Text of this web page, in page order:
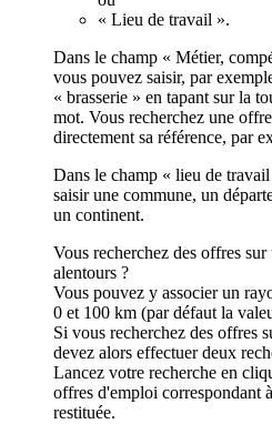
« Lieu de travail ».
Dans le champ « Métier,
vous pouvez saisir, par
« brasserie » en tapant sur la
mot. Vous recherchez une
directement sa référence, par
Dans le champ « lieu de
saisir une commune, un
un continent.
Vous recherchez des offres sur
alentours ?
Vous pouvez y associer un
0 et 100 km (par défaut la
Si vous recherchez des offres
devez alors effectuer deux
Lancez votre recherche en
offres d'emploi correspondant
restituée.